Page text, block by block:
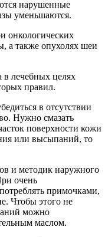
нарушенные
уменьшаются.
онкологических
а также опухолях шеи
лечебных целях
правил.
в отсутствии
Нужно смазать
поверхности кожи
или высыпаний, то
и методик наружного
очень
примочками,
Чтобы этого не
можно
маслом.